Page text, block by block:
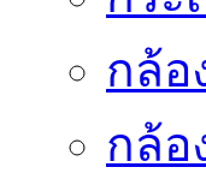
กล้อ
กล้อ